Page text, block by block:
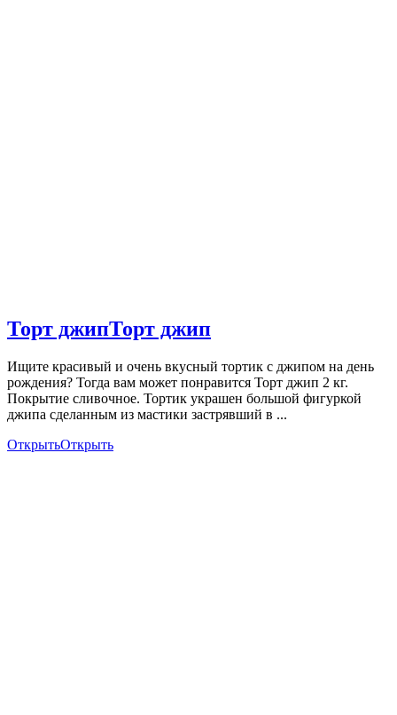
Торт джипТорт джип
Ищите красивый и очень вкусный тортик с джипом на день
рождения? Тогда вам может понравится Торт джип 2 кг.
Покрытие сливочное. Тортик украшен большой фигуркой
джипа сделанным из мастики застрявший в ...
ОткрытьОткрыть